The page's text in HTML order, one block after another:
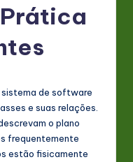
sistema de software
e suas relações.
o plano
frequentemente
estão fisicamente